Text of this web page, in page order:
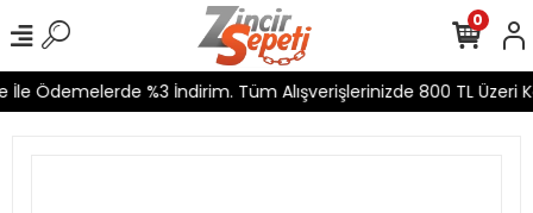
Ödemelerde %3 İndirim. Tüm Alışverişlerinizde 800 TL Üzeri
0